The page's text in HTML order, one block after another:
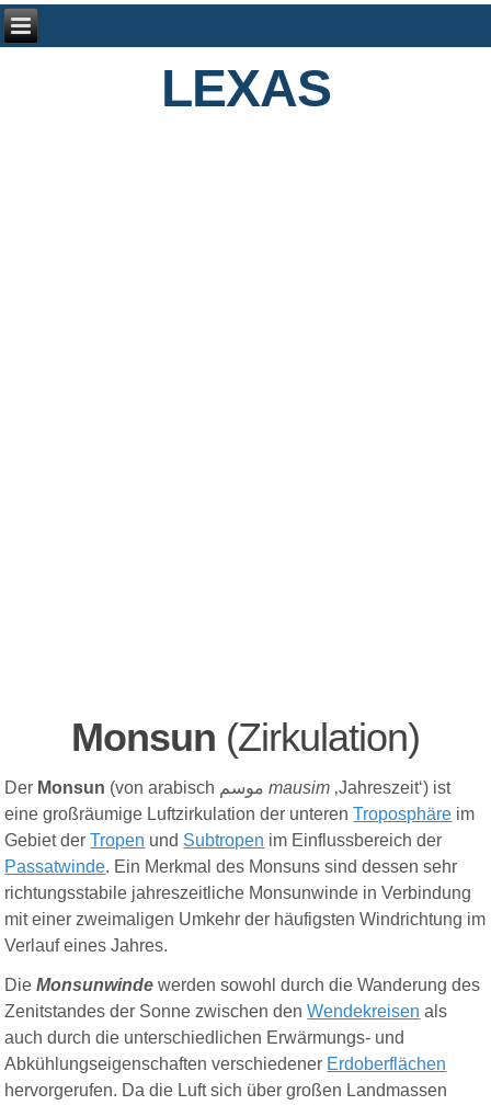
LEXAS
Monsun (Zirkulation)
Der Monsun (von arabisch موسم mausim ‚Jahreszeit‘) ist
eine großräumige Luftzirkulation der unterenTroposphäre im
Gebiet derTropen und Subtropen im Einflussbereich der
Passatwinde. Ein Merkmal des Monsuns sind dessen sehr
richtungsstabile jahreszeitliche Monsunwinde in Verbindung
mit einer zweimaligen Umkehr der häufigsten Windrichtung im
Verlauf eines Jahres.
DieMonsunwinde werden sowohl durch die Wanderung des
Zenitstandes der Sonne zwischen denWendekreisen als
auch durch die unterschiedlichen Erwärmungs- und
Abkühlungseigenschaften verschiedener Erdoberflächen
hervorgerufen. Da die Luft sich über großen Landmassen